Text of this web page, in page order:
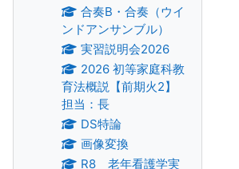
合奏B・合奏（ウイ
ンドアンサンブル）
実習説明会2026
2026 初等家庭科教
育法概説【前期火2】
担当：長
DS特論
画像変換
R8 老年看護学実